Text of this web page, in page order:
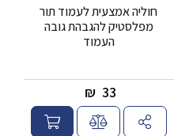
חוליה אמצעית לעמוד תור
מפלסטיק להגבהת גובה
העמוד
33
₪